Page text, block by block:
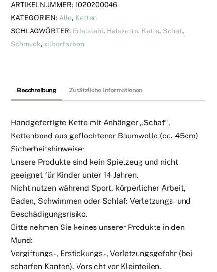
ARTIKELNUMMER:1020200046
KATEGORIEN: Alle, Ketten
SCHLAGWÖRTER: Edelstahl, Halskette, Kette, Schaf,
Schmuck, silberfarben
Beschreibung Zusätzliche Informationen
Handgefertigte Kette mit Anhänger „Schaf“,
Kettenband aus geflochtener Baumwolle (ca. 45cm)
Sicherheitshinweise:
Unsere Produkte sind kein Spielzeug und nicht
geeignet für Kinder unter 14 Jahren.
Nicht nutzen während Sport, körperlicher Arbeit,
Baden, Schwimmen oder Schlaf: Verletzungs‑ und
Beschädigungsrisiko.
Bitte nehmen Sie keines unserer Produkte in den
Mund:
Vergiftungs-, Erstickungs-, Verletzungsgefahr (bei
scharfen Kanten). Vorsicht vor Kleinteilen.